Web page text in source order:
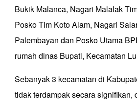
Bukik Malanca, Nagari Malalak
Posko Tim Koto Alam, Nagari
Palembayan dan Posko Utama
rumah dinas Bupati, Kecamatan
Sebanyak 3 kecamatan di
tidak terdampak secara signifikan,